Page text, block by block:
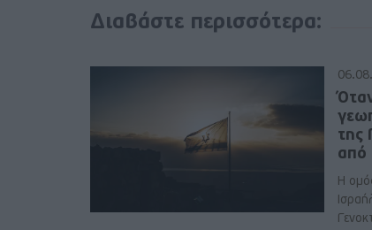
Διαβάστε περισσότερα:
της
από
Η